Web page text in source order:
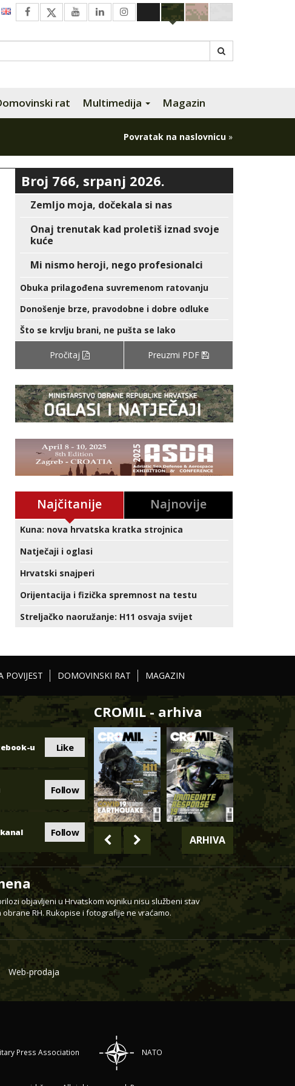
rat Multimedija Magazin
Povratak na naslovnicu »
Broj 766, srpanj 2026.
Zemljo moja, dočekala si nas
Onaj trenutak kad proletiš iznad svoje
kuće
Mi nismo heroji, nego profesionalci
Obuka prilagođena suvremenom ratovanju
Donošenje brze, pravodobne i dobre odluke
Što se krvlju brani, ne pušta se lako
Pročitaj Preuzmi PDF
Najčitanije Najnovije
Kuna: nova hrvatska kratka strojnica
Natječaji i oglasi
Hrvatski snajperi
Orijentacija i fizička spremnost na testu
Streljačko naoružanje: H11 osvaja svijet
POVIJEST DOMOVINSKI RAT MAGAZIN
u Like
Follow
Follow
CROMIL - arhiva
ARHIVA
objavljeni u Hrvatskom vojniku nisu službeni stav
RH. Rukopise i fotografije ne vraćamo.
Web-prodaja
Press Association NATO